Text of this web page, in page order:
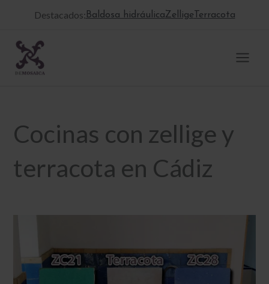
Destacados: Baldosa hidráulicaZellige Terracota
Cocinas con zellige y
terracota en Cádiz